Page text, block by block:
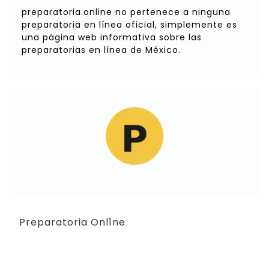
preparatoria.online no pertenece a ninguna
preparatoria en línea oficial, simplemente es
una página web informativa sobre las
preparatorias en línea de México.
Preparatoria Onl1ne